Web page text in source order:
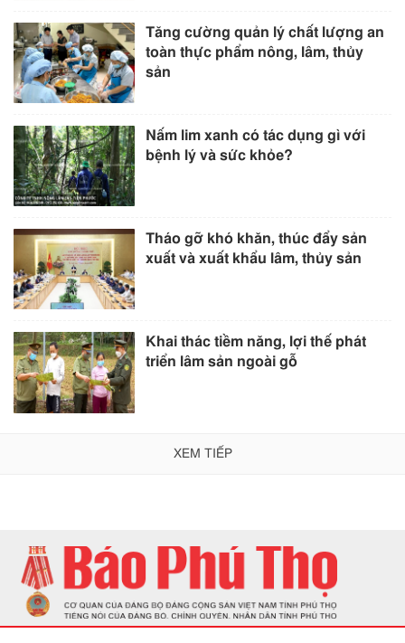
Tăng cường quản lý chất lượng an
toàn thực phẩm nông, lâm, thủy
sản
Nấm lim xanh có tác dụng gì với
bệnh lý và sức khỏe?
Tháo gỡ khó khăn, thúc đẩy sản
xuất và xuất khẩu lâm, thủy sản
Khai thác tiềm năng, lợi thế phát
triển lâm sản ngoài gỗ
XEM TIẾP